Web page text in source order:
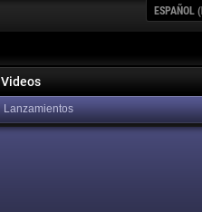
ESPAÑOL (
Videos
Lanzamientos